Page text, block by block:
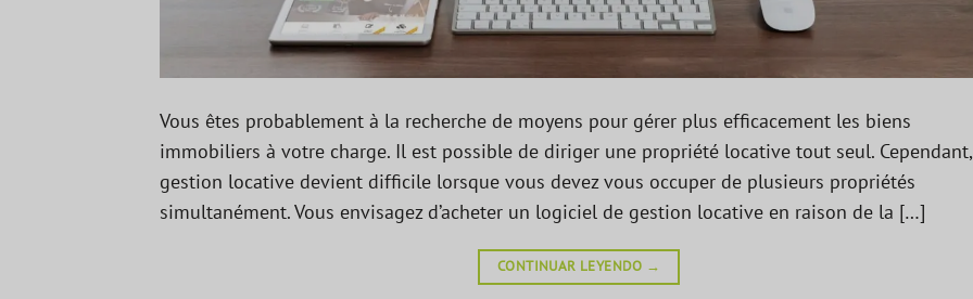
Vous êtes probablement à la recherche de moyens pour gérer plus efficacement les biens
immobiliers à votre charge. Il est possible de diriger une propriété locative tout seul.
gestion locative devient difficile lorsque vous devez vous occuper de plusieurs propriétés
simultanément. Vous envisagez d’acheter un logiciel de gestion locative en raison de la […]
CONTINUAR LEYENDO →